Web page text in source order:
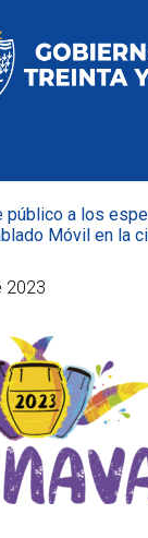
de
público a los
Móvil en la
2023